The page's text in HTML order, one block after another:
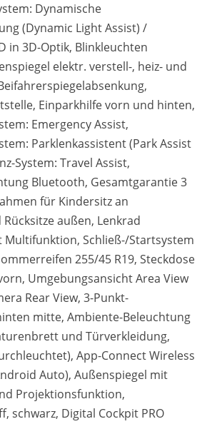
Dynamische
(Dynamic Light Assist) /
in 3D-Optik, Blinkleuchten
elektr. verstell-, heiz- und
Einparkhilfe vorn und hinten,
Emergency Assist,
Parklenkassistent (Park Assist
System: Travel Assist,
Bluetooth, Gesamtgarantie 3
für Kindersitz an
außen, Lenkrad
Multifunktion, Schließ-/Startsystem
255/45 R19, Steckdose
Umgebungsansicht Area View
Rear View, 3-Punkt-
mitte, Ambiente-Beleuchtung
und Türverkleidung,
App-Connect Wireless
Auto), Außenspiegel mit
Projektionsfunktion,
schwarz, Digital Cockpit PRO